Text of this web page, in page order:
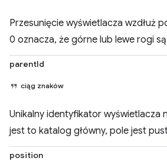
Przesunięcie wyświetlacza wzdłuż
0 oznacza, że górne lub lewe rogi
parentId
ciąg znaków
Unikalny identyfikator wyświetlacza
jest to katalog główny, pole jest
position